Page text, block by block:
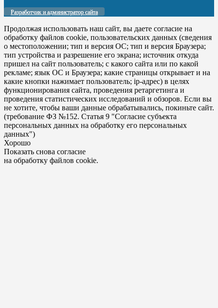
Разработчик и администратор сайта
Продолжая использовать наш сайт, вы даете согласие на
обработку файлов cookie, пользовательских данных (сведения
о местоположении; тип и версия ОС; тип и версия Браузера;
тип устройства и разрешение его экрана; источник откуда
пришел на сайт пользователь; с какого сайта или по какой
рекламе; язык ОС и Браузера; какие страницы открывает и на
какие кнопки нажимает пользователь; ip-адрес) в целях
функционирования сайта, проведения ретаргетинга и
проведения статистических исследований и обзоров. Если вы
не хотите, чтобы ваши данные обрабатывались, покиньте сайт.
(требование ФЗ №152. Статья 9 "Согласие субъекта
персональных данных на обработку его персональных
данных")
Хорошо
Показать снова согласие
на обработку файлов cookie.